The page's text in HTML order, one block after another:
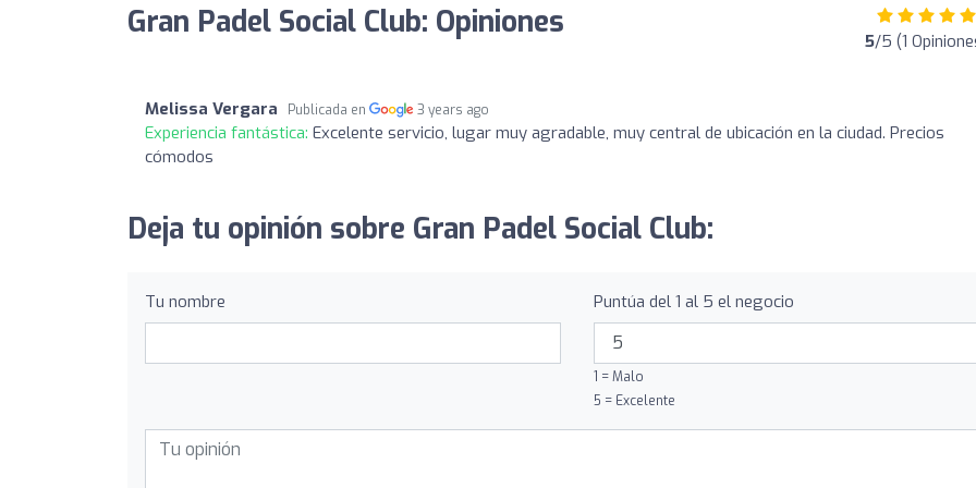
Gran Padel Social Club: Opiniones 5/5 (1
Melissa Vergara Publicada en 3 years ago
Experiencia fantástica: Excelente servicio, lugar muy agradable, muy central de ubicación en la ciudad. Precios
cómodos
Deja tu opinión sobre Gran Padel Social Club:
Tu nombre Puntúa del 1 al 5 el negocio
1 = Malo
5 = Excelente